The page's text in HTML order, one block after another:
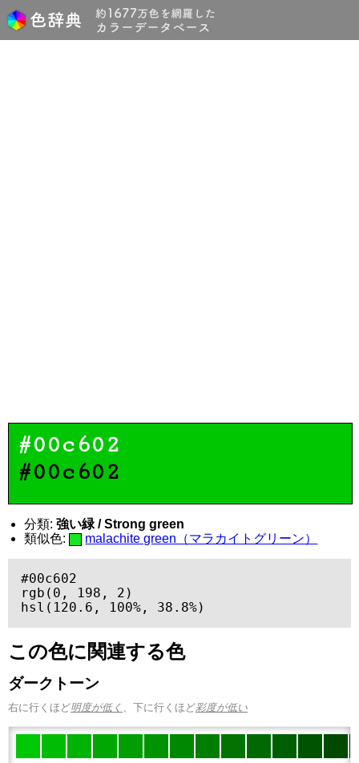
#00c602
#00c602
分類: 強い緑 / Strong green
類似色:
malachite green（マラカイトグリーン）
#00c602
rgb(0, 198, 2)
hsl(120.6, 100%, 38.8%)
この色に関連する色
ダークトーン
右に行くほど明度が低く 、下に行くほど彩度が低い